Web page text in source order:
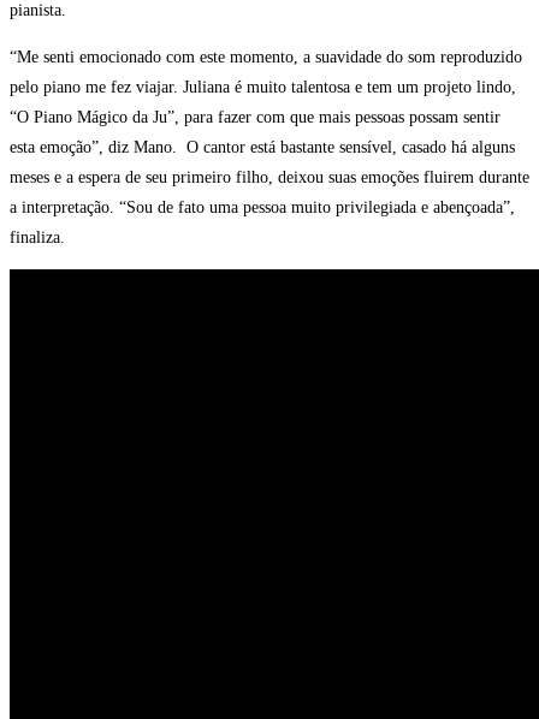
pianista.
“Me senti emocionado com este momento, a suavidade do som reproduzido
pelo piano me fez viajar. Juliana é muito talentosa e tem um projeto lindo,
“O Piano Mágico da Ju”, para fazer com que mais pessoas possam sentir
esta emoção”, diz Mano. O cantor está bastante sensível, casado há alguns
meses e a espera de seu primeiro filho, deixou suas emoções fluirem durante
a interpretação. “Sou de fato uma pessoa muito privilegiada e abençoada”,
finaliza.